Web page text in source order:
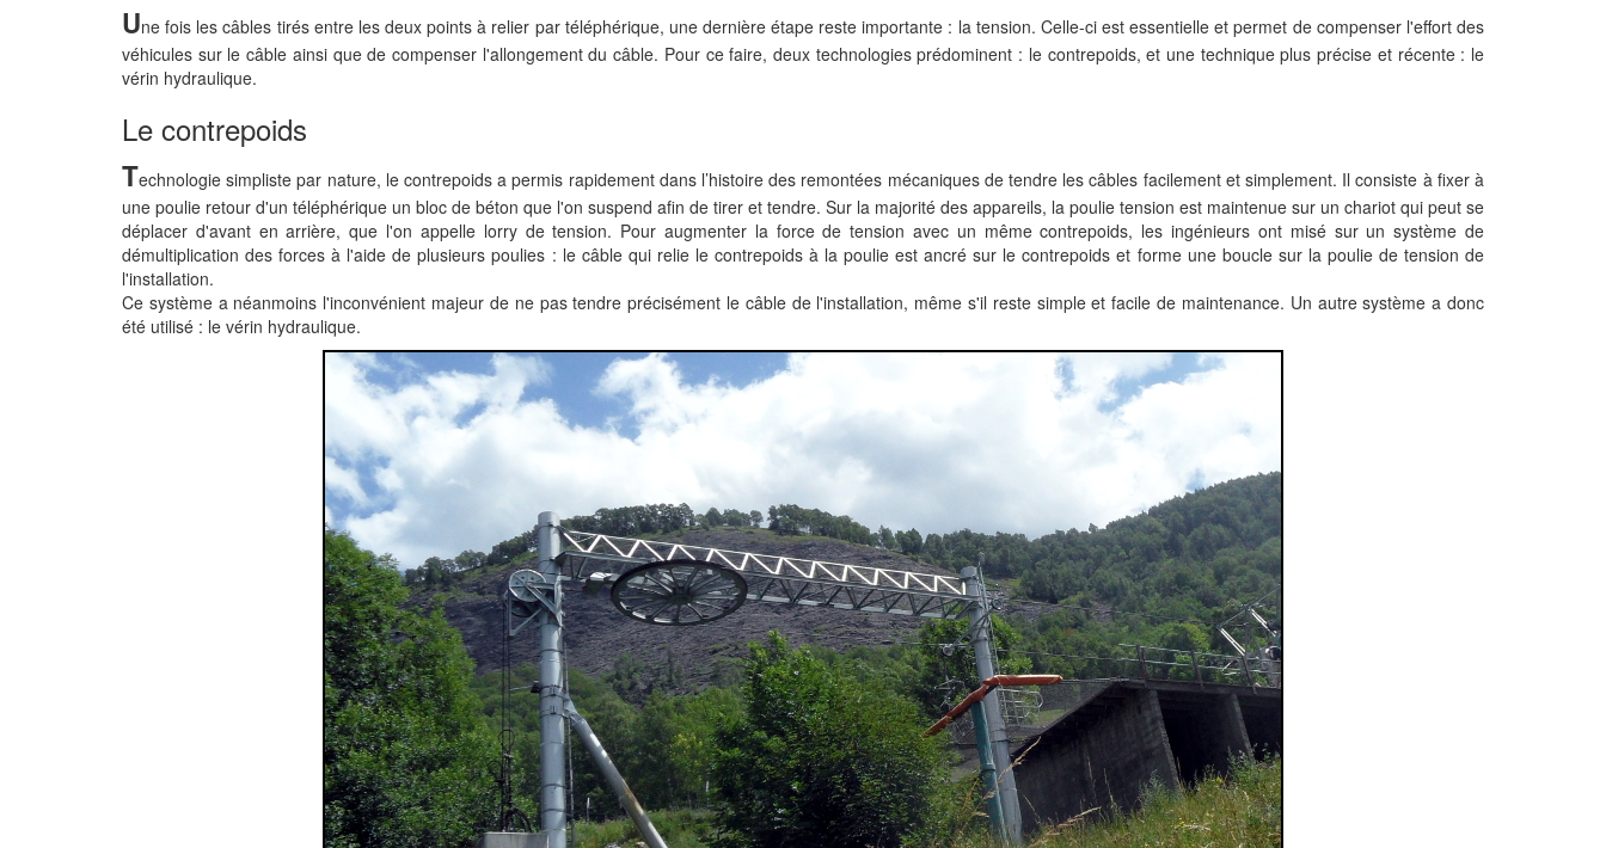
Une fois les câbles tirés entre les deux points à relier par téléphérique, une dernière étape reste importante : la tension. Celle-ci est essentielle et permet de compenser l'effort des
véhicules sur le câble ainsi que de compenser l'allongement du câble. Pour ce faire, deux technologies prédominent : le contrepoids, et une technique plus précise et récente : le
vérin hydraulique.
Le contrepoids
Technologie simpliste par nature, le contrepoids a permis rapidement dans l’histoire des remontées mécaniques de tendre les câbles facilement et simplement. Il consiste à fixer à
une poulie retour d'un téléphérique un bloc de béton que l'on suspend afin de tirer et tendre. Sur la majorité des appareils, la poulie tension est maintenue sur un chariot qui peut se
déplacer d'avant en arrière, que l'on appelle lorry de tension. Pour augmenter la force de tension avec un même contrepoids, les ingénieurs ont misé sur un système de
démultiplication des forces à l'aide de plusieurs poulies : le câble qui relie le contrepoids à la poulie est ancré sur le contrepoids et forme une boucle sur la poulie de tension de
l'installation.
Ce système a néanmoins l'inconvénient majeur de ne pas tendre précisément le câble de l'installation, même s'il reste simple et facile de maintenance. Un autre système a donc
été utilisé : le vérin hydraulique.